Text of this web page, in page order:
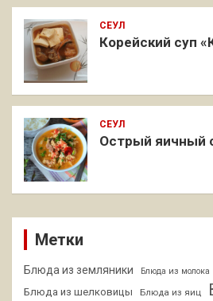
СЕУЛ
Корейский суп
СЕУЛ
Острый яичный
Метки
Блюда из земляники Блюда из молока
Блюда из шелковицы Блюда из яиц